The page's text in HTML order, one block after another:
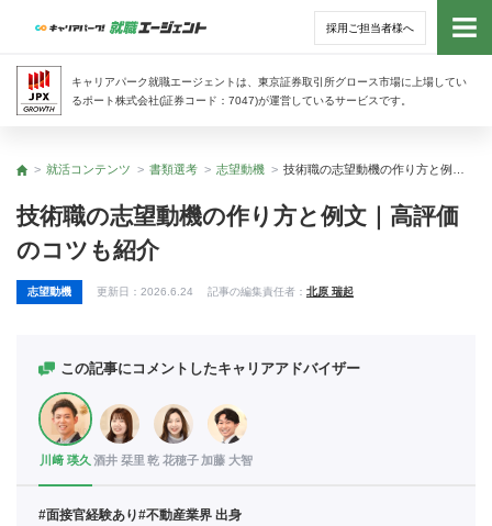
採用ご担当者様へ
キャリアパーク就職エージェントは、東京証券取引所グロース市場に上場してい
るポート株式会社(証券コード：7047)が運営しているサービスです。
トッ
トップ
就活コンテンツ 書類選考 志望動機
技術職の志望動機の作り方と例文｜高評価
のコツも紹介
志望動機 更新日： 2026.6.24 記事の編集責任者： 北原 瑞起
この記事にコメントしたキャリアアドバイザー
川﨑 瑛久 酒井 栞里 乾 花穂子 加藤 大智
#面接官経験あり#不動産業界 出身